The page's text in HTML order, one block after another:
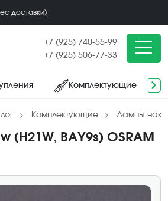
доставки)
+7 (925) 740-55-99
+7 (925) 506-77-33
Комплектующие
Комплектующие Лампы
(H21W, BAY9s) OSRAM